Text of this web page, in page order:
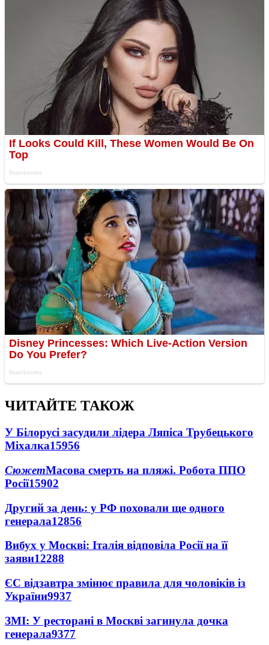
ЧИТАЙТЕ ТАКОЖ
У Білорусі засудили лідера Ляпіса Трубецького
Міхалка15956
СюжетМасова смерть на пляжі. Робота ППО
Росії15902
Другий за день: у РФ поховали ще одного
генерала12856
Вибух у Москві: Італія відповіла Росії на її
заяви12288
ЄС відзавтра змінює правила для чоловіків із
України9937
ЗМІ: У ресторані в Москві загинула дочка
генерала9377